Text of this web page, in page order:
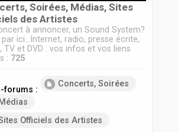
Soirées, Médias, Sites
des Artistes
à annoncer, un Sound System?
par ici...Internet, radio, presse écrite,
TV et DVD : vos infos et vos liens
: 725
forums :
Concerts, Soirées
Médias
Officiels des Artistes